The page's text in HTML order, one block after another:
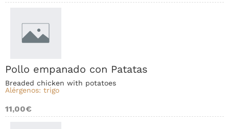
Pollo empanado con Patatas
Breaded chicken with potatoes
Alérgenos: trigo
11,00€